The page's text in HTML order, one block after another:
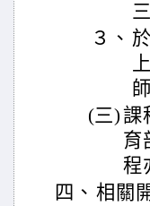
３、
(三)課
育
程
四、 相關